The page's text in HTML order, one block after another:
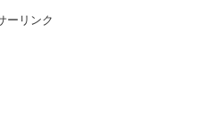
ーリンク